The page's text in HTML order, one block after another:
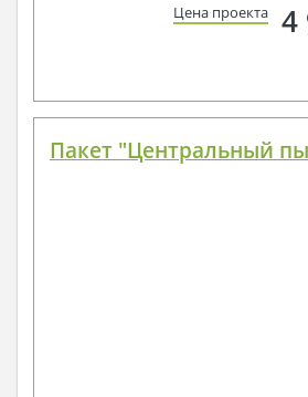
Цена проекта 4
Пакет "Центральный